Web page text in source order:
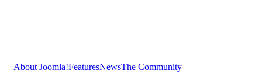
About Joomla!FeaturesNewsThe Community